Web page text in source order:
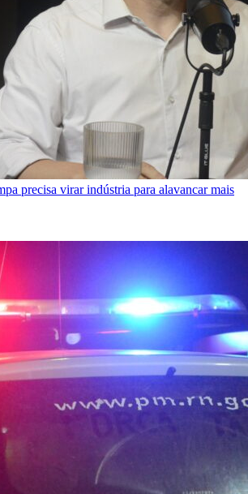
precisa virar indústria para alavancar mais